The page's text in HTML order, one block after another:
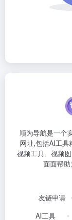
顺为导航是一个
网址,包括AI工
视频工具、视频
面面帮
友链申请
AI工具